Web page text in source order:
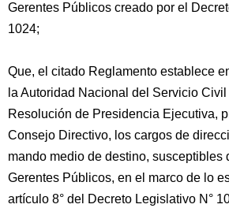
Gerentes Públicos creado por el
1024;
Que, el citado Reglamento establece
la Autoridad Nacional del Servicio
Resolución de Presidencia Ejecutiva,
Consejo Directivo, los cargos de
mando medio de destino, susceptibles
Gerentes Públicos, en el marco de lo
artículo 8° del Decreto Legislativo N°